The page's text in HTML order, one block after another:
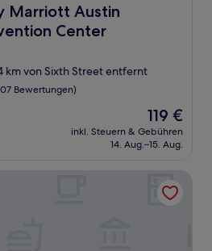
Marriott Austin
Center
Austin Downtown/
km von Sixth Street entfernt
Bewertungen)
Der
Preis
beträgt
119 €
inkl. Steuern & Gebühren
14. Aug.–15. Aug.